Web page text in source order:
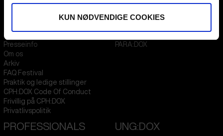
KUN NØDVENDIGE COOKIES
CVR31285569
FESTIVAL 2026 DA
Kontakt
Presseinfo
Om os
Arkiv
FAQ Festival
Praktik og ledige stillinger
CPH:DOX Code Of Conduct
Frivillig på CPH:DOX
Privatlivspolitik
STREAMING
PARA:DOX
PROFESSIONALS UNG:DOX